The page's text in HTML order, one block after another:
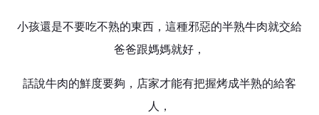
小孩還是不要吃不熟的東西，這種邪惡的半熟牛肉就交給
爸爸跟媽媽就好，
話說牛肉的鮮度要夠，店家才能有把握烤成半熟的給客
人，